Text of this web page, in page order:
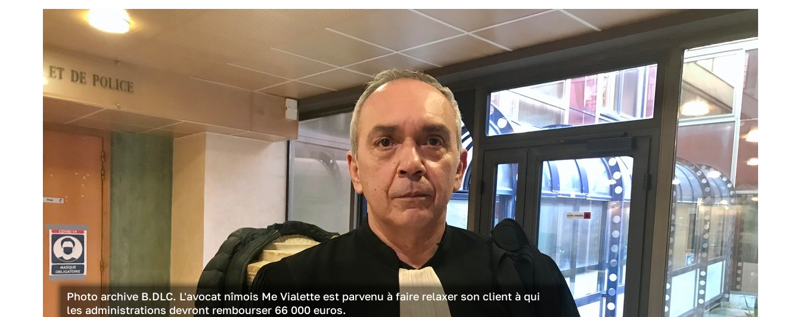
Photo archive B.DLC. L'avocat nîmois Me Vialette est parvenu à faire relaxer son client à qui
les administrations devront rembourser 66 000 euros.